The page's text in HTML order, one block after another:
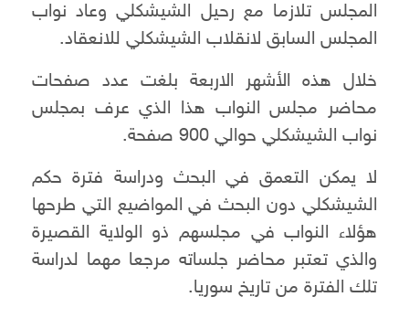
المجلس تلازما مع رحيل الشيشكلي وعاد نواب
المجلس السابق لانقلاب الشيشكلي للانعقاد.
خلال هذه الأشهر الاربعة بلغت عدد صفحات
محاضر مجلس النواب هذا الذي عرف بمجلس
نواب الشيشكلي حوالي 900 صفحة.
لا يمكن التعمق في البحث ودراسة فترة حكم
الشيشكلي دون البحث في المواضيع التي طرحها
هؤلاء النواب في مجلسهم ذو الولاية القصيرة
والذي تعتبر محاضر جلساته مرجعا مهما لدراسة
تلك الفترة من تاريخ سوريا.